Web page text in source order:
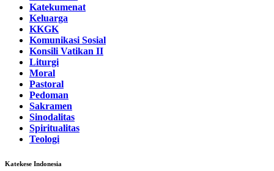
Katekumenat
Keluarga
KKGK
Komunikasi Sosial
Konsili Vatikan II
Liturgi
Moral
Pastoral
Pedoman
Sakramen
Sinodalitas
Spiritualitas
Teologi
Katekese Indonesia